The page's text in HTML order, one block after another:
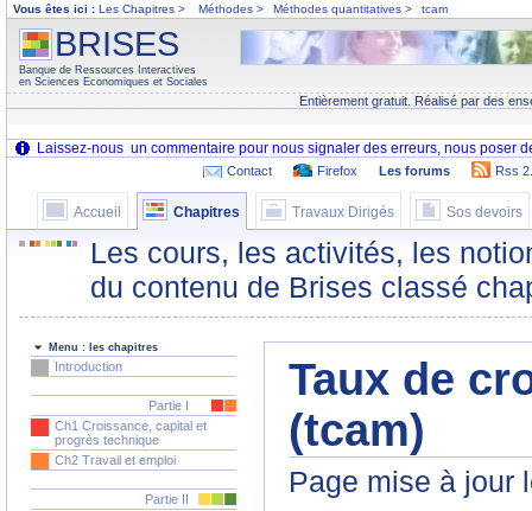
Vous êtes ici : Les Chapitres > Méthodes > Méthodes quantitatives > tcam
BRISES
Banque de Ressources Interactives
en Sciences Economiques et Sociales
Entièrement gratuit. Réalisé par des
Contact Firefox Les forums Rss
Accueil Chapitres Travaux Dirigés Sos devoirs
Les cours, les activités, les
du contenu de Brises classé
Menu : les chapitres
Introduction
Partie I
Ch1 Croissance, capital et
progrès technique
Ch2 Travail et emploi
Partie II
Taux de
(tcam)
Page mise à jour